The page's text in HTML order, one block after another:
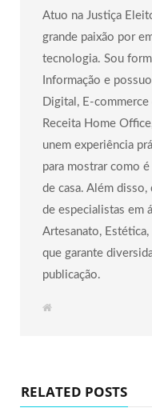
Atuo na Justiça
grande paixão por
tecnologia. Sou
Informação e
Digital, E-
Receita Home
unem experiência
para mostrar como
de casa. Além
de especialistas em
Artesanato,
que garante
publicação.
W
RELATED POSTS